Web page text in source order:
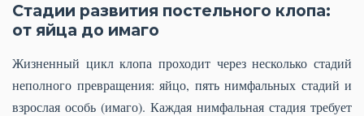
Стадии развития постельного клопа:
от яйца до имаго
Жизненный цикл клопа проходит через несколько стадий
неполного превращения: яйцо, пять нимфальных стадий и
взрослая особь (имаго). Каждая нимфальная стадия требует